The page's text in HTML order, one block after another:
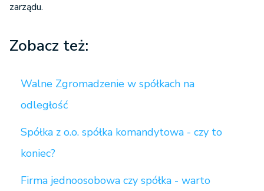
zarządu.
Zobacz też:
Walne Zgromadzenie w spółkach na
odległość
Spółka z o.o. spółka komandytowa - czy to
koniec?
Firma jednoosobowa czy spółka - warto